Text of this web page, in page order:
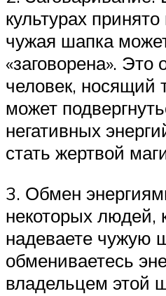
культурах
чужая шапка
«заговорена». Это
человек, носящий
может
негативных
стать жертвой
3. Обмен
некоторых людей,
надеваете чужую
обмениваетесь
владельцем этой